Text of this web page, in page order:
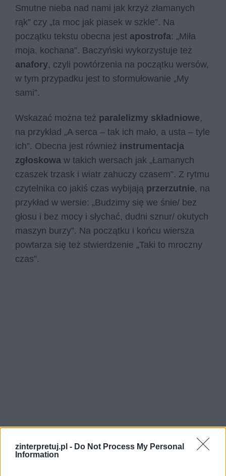
zinterpretuj.pl - Do Not Process My Personal
Information
Smutne nieba nad nami jak krzyż złamanych
rąk” czy „ta moc jak piasek w szkle”. Na
początku tekstu obecna jest apostrofa: „Miła
moja, kochana”. Baczyński wykorzystuje też
anafory, czyli powtórzenia na początku wersów,
w tym przypadku jest to sformułowanie „My
sami”.
Wskazać można też paralelizmy składniowe,
na przykład „A ser­ca – tak ich mało, a usta – tyle
ich”. Obecna jest również instrumentacja
zgłoskowa w takich wersach jak „Łama­nych
cza­szek trzask i wiatr za­hu­czy cza­sem”. Z rytmu
czytelnika co jakiś czas wybijają przerzutnie, na
przykład w wersie: „Budzimy się we śnie/ bez
głosu i bez mocy i słychać, dudni sznur/ okutych
maszyn burzy”. Na początku i końcu wiersza
powtarza się też stwierdzenie „Taki to mroczny
czas”.